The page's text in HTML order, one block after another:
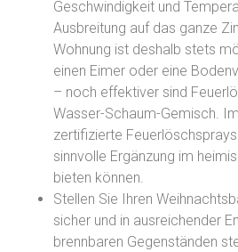
Geschwindigkeit und
Ausbreitung auf das ganze
Wohnung ist deshalb stets
einen Eimer oder eine
– noch effektiver sind
Wasser-Schaum-Gemisch.
zertifizierte
sinnvolle Ergänzung im
bieten können.
Stellen Sie Ihren
sicher und in ausreichender
brennbaren Gegenständen